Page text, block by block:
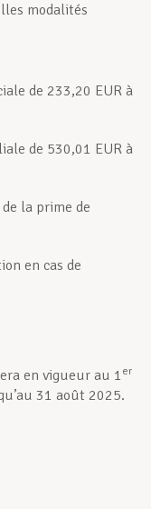
modalités
de 233,20 EUR à
de 530,01 EUR à
la prime de
en cas de
en vigueur au 1 er
31 août 2025.